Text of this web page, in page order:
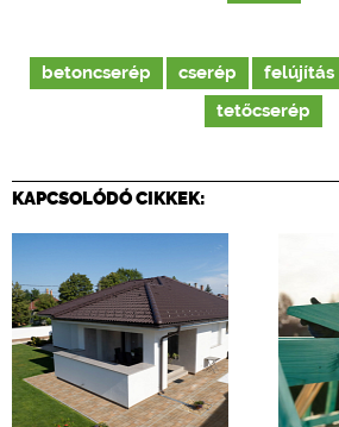
betoncserép cserép felújítás
tetőcserép
KAPCSOLÓDÓ CIKKEK: